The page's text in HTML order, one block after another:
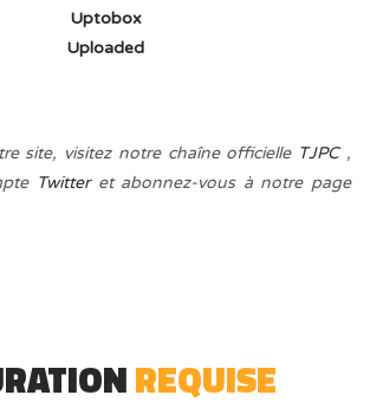
Uptobox
Uploaded
site, visitez notre chaîne officielle TJPC,
Twitteret abonnez-vous à notre page
REQUISE